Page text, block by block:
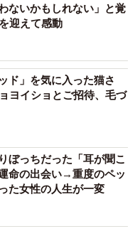
ないかもしれない」と覚
迎えて感動
ド」を気に入った猫さ
ヨイショとご招待、毛づ
ぼっちだった「耳が聞こ
命の出会い→重度のペッ
た女性の人生が一変